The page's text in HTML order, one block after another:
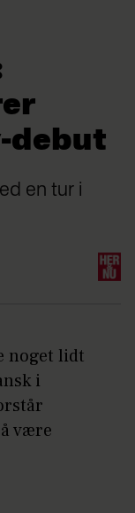
debut
en tur i
noget lidt
i
være